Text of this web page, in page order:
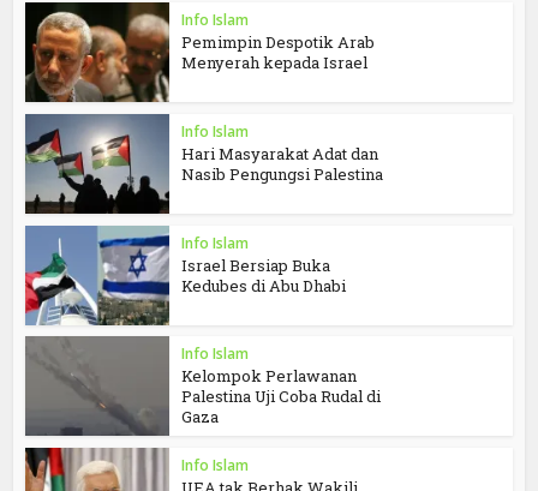
Info Islam
Pemimpin Despotik Arab
Menyerah kepada Israel
Info Islam
Hari Masyarakat Adat dan
Nasib Pengungsi Palestina
Info Islam
Israel Bersiap Buka
Kedubes di Abu Dhabi
Info Islam
Kelompok Perlawanan
Palestina Uji Coba Rudal di
Gaza
Info Islam